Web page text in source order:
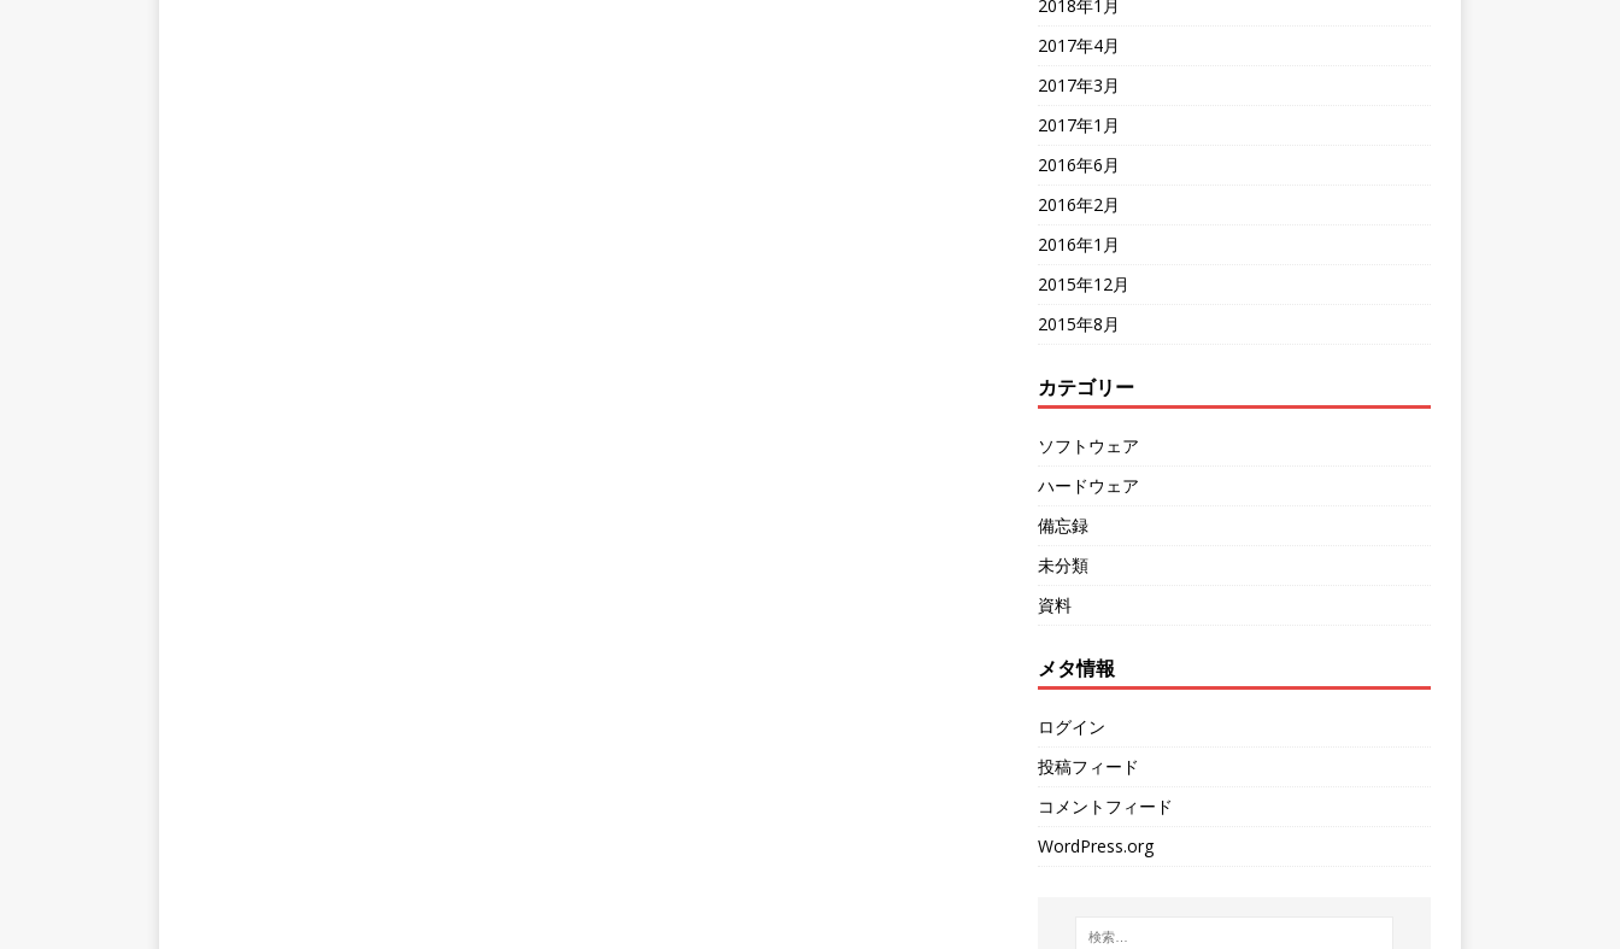
2018年1月
2017年4月
2017年3月
2017年1月
2016年6月
2016年2月
2016年1月
2015年12月
2015年8月
カテゴリー
ソフトウェア
ハードウェア
備忘録
未分類
資料
メタ情報
ログイン
投稿フィード
コメントフィード
WordPress.org